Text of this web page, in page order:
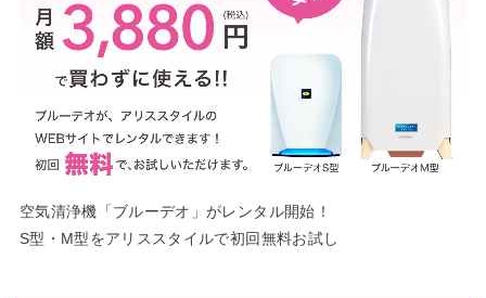
空気清浄機「ブルーデオ」がレンタル開始！
S型・M型をアリススタイルで初回無料お試し